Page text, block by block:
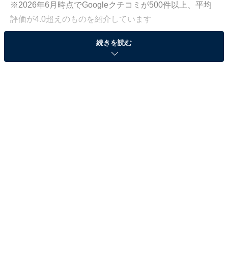
※2026年6月時点でGoogleクチコミが500件以上、平均
評価が4.0超えのものを紹介しています
この記事の執筆者：
いもの部
続きを読む